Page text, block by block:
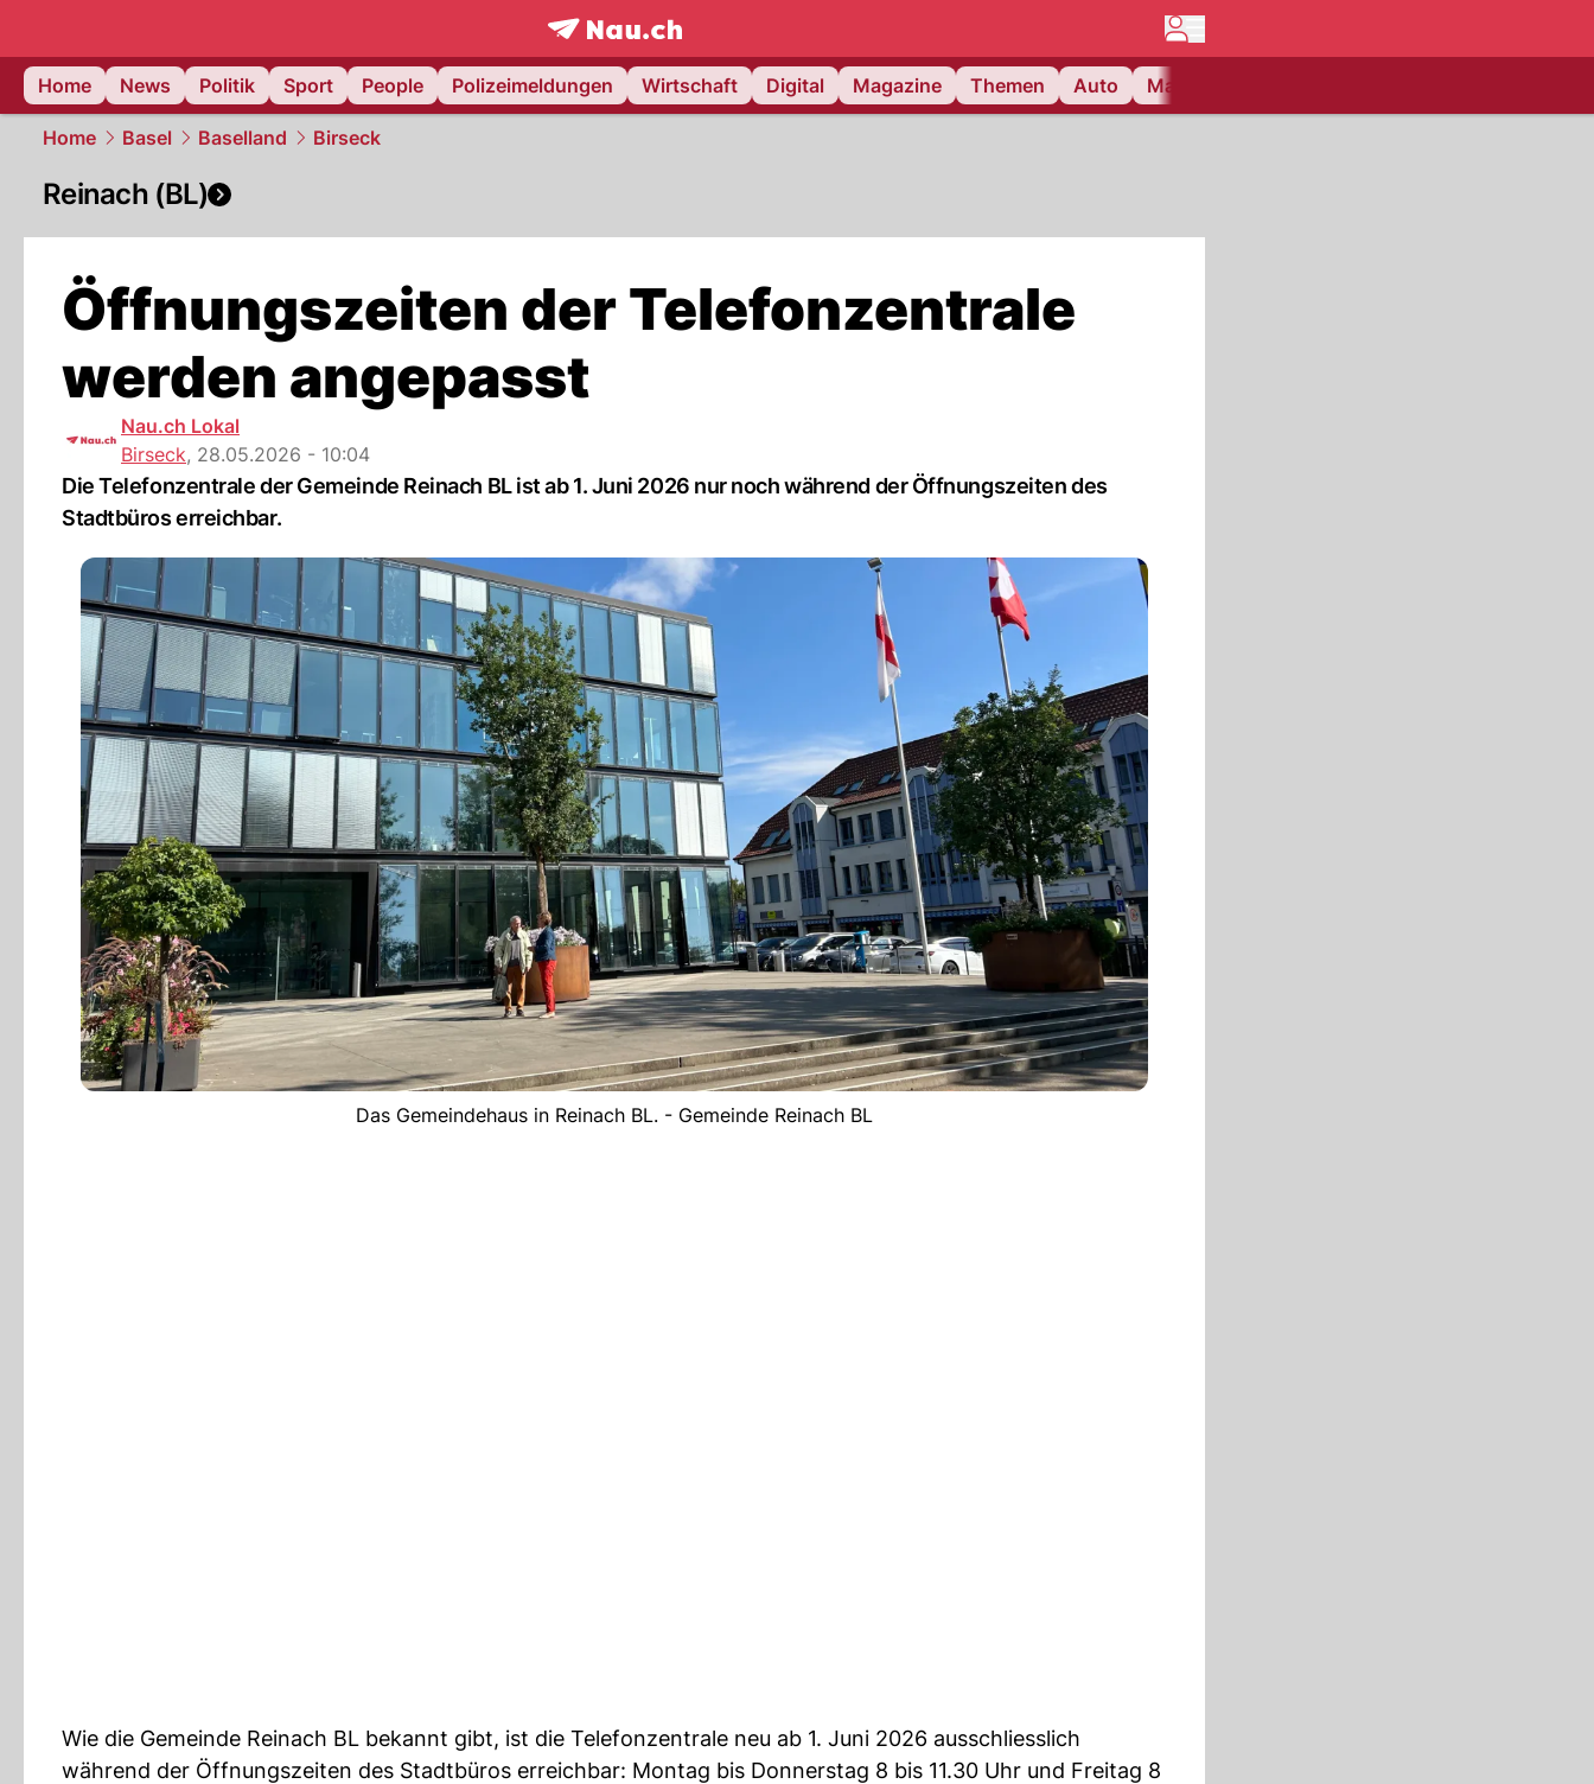
frontpage.NAU.ch
Home
News Politik Sport People Polizeimeldungen Wirtschaft Digital Magazine Themen Auto Matchcenter
Home Basel Baselland Birseck
Reinach (BL)
Öffnungszeiten der Telefonzentrale
werden angepasst
Nau.ch Lokal
Birseck, 28.05.2026 - 10:04
Die Telefonzentrale der Gemeinde Reinach BL ist ab 1. Juni 2026 nur noch während der Öffnungszeiten des
Stadtbüros erreichbar.
Das Gemeindehaus in Reinach BL. - Gemeinde Reinach BL
Wie die Gemeinde Reinach BL bekannt gibt, ist die Telefonzentrale neu ab 1. Juni 2026 ausschliesslich
während der Öffnungszeiten des Stadtbüros erreichbar: Montag bis Donnerstag 8 bis 11.30 Uhr und Freitag 8